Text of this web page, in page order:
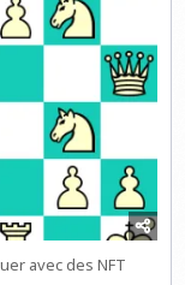
avec des NFT